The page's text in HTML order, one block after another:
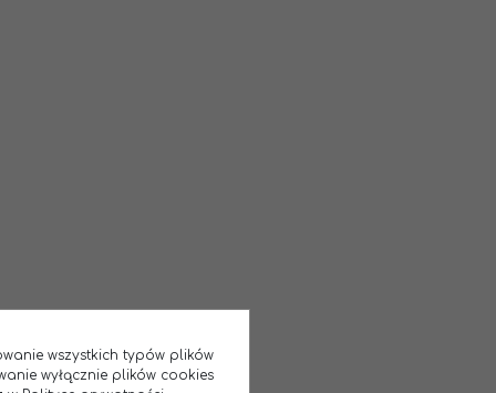
wszystkich typów plików
wyłącznie plików cookies